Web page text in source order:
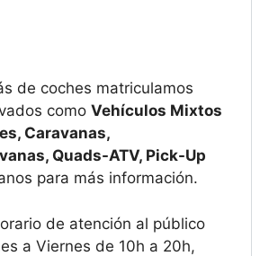
de coches matriculamos
como Vehículos Mixtos
Caravanas,
Quads-ATV, Pick-Up
para más información.
de atención al público
a Viernes de 10h a 20h,